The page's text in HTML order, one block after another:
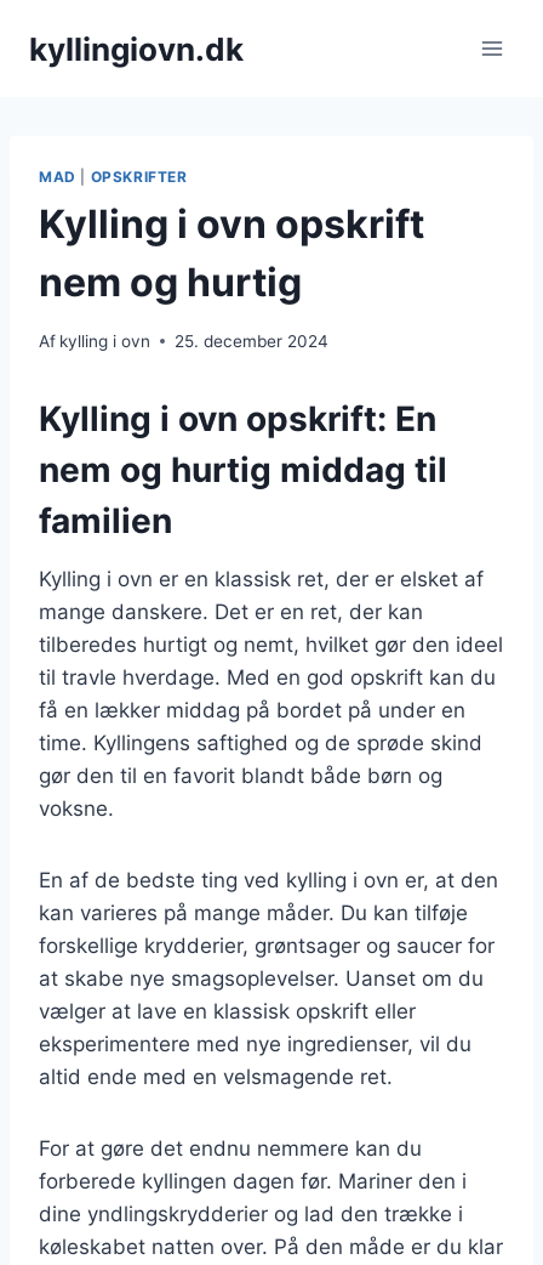
kyllingiovn.dk
MAD OPSKRIFTER
Kylling i ovn opskrift
nem og hurtig
Af kylling i ovn 25. december 2024
Kylling i ovn opskrift: En
nem og hurtig middag til
familien
Kylling i ovn er en klassisk ret, der er elsket af
mange danskere. Det er en ret, der kan
tilberedes hurtigt og nemt, hvilket gør den ideel
til travle hverdage. Med en god opskrift kan du
få en lækker middag på bordet på under en
time. Kyllingens saftighed og de sprøde skind
gør den til en favorit blandt både børn og
voksne.
En af de bedste ting ved kylling i ovn er, at den
kan varieres på mange måder. Du kan tilføje
forskellige krydderier, grøntsager og saucer for
at skabe nye smagsoplevelser. Uanset om du
vælger at lave en klassisk opskrift eller
eksperimentere med nye ingredienser, vil du
altid ende med en velsmagende ret.
For at gøre det endnu nemmere kan du
forberede kyllingen dagen før. Mariner den i
dine yndlingskrydderier og lad den trække i
køleskabet natten over. På den måde er du klar